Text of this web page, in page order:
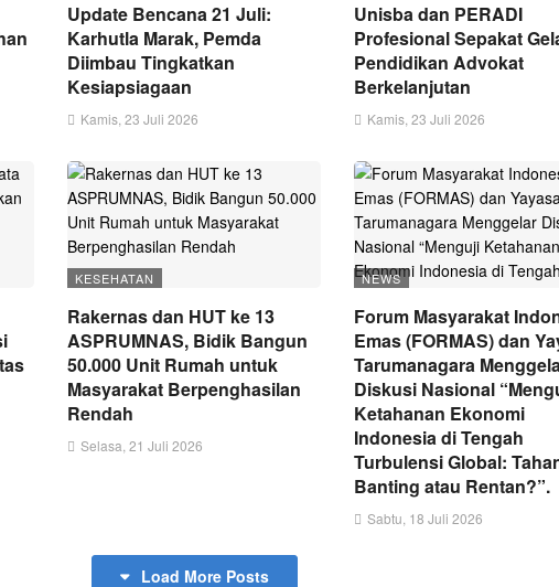
Update Bencana 21 Juli:
Karhutla Marak, Pemda
Diimbau Tingkatkan
Kesiapsiagaan
Kamis, 23 Juli 2026
Unisba dan PERADI
Profesional Sepakat
Pendidikan Advokat
Berkelanjutan
Kamis, 23 Juli 2026
KESEHATAN
Rakernas dan HUT ke 13
ASPRUMNAS, Bidik Bangun
50.000 Unit Rumah untuk
Masyarakat Berpenghasilan
Rendah
Selasa, 21 Juli 2026
NEWS
Forum Masyarakat
Emas (FORMAS) dan
Tarumanagara
Diskusi Nasional
Ketahanan Ekonomi
Indonesia di Tengah
Turbulensi Global:
Banting atau Rentan?”.
Sabtu, 18 Juli 2026
Load More Posts